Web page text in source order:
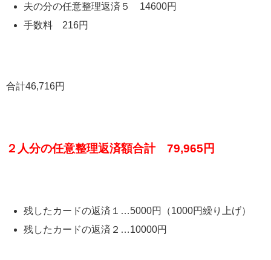
夫の分の任意整理返済５ 14600円
手数料 216円
合計46,716円
２人分の任意整理返済額合計 79,965円
残したカードの返済１…5000円（1000円繰り上げ）
残したカードの返済２…10000円